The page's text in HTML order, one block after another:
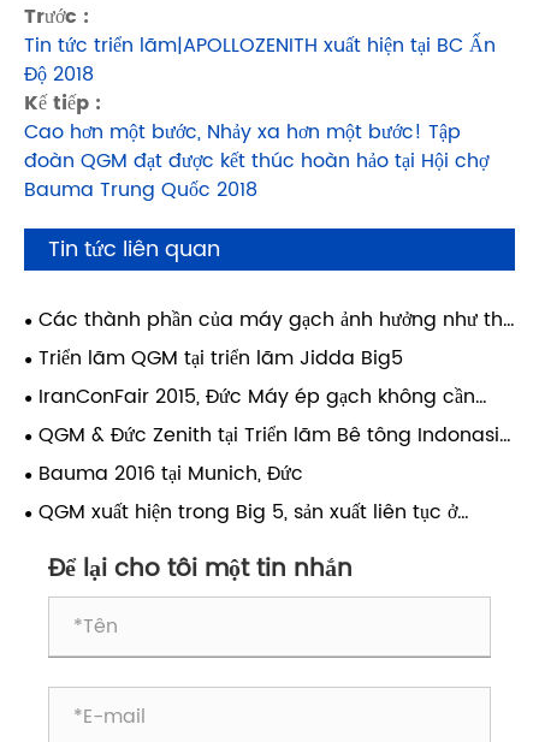
Trước :
Tin tức triển lãm|APOLLOZENITH xuất hiện tại BC Ấn
Độ 2018
Kế tiếp :
Cao hơn một bước, Nhảy xa hơn một bước! Tập
đoàn QGM đạt được kết thúc hoàn hảo tại Hội chợ
Bauma Trung Quốc 2018
Tin tức liên quan
Các thành phần của máy gạch ảnh hưởng như thế
nào đến độ bền của vật liệu xây dựng?
Triển lãm QGM tại triển lãm Jidda Big5
IranConFair 2015, Đức Máy ép gạch không cần
pallet Zenith đã giành được sự đánh giá cao từ
khách hàng
QGM & Đức Zenith tại Triển lãm Bê tông Indonasia
2015
Bauma 2016 tại Munich, Đức
QGM xuất hiện trong Big 5, sản xuất liên tục ở
Để lại cho tôi một tin nhắn